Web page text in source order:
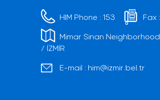
HIM Phone :153 Fax :
Mimar Sinan
/ İZMİR
E-mail : him@izmir.bel.tr